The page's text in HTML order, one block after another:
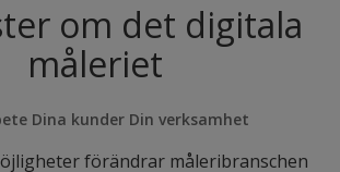
om det digitala
måleriet
Dina kunder Din verksamhet
förändrar måleribranschen